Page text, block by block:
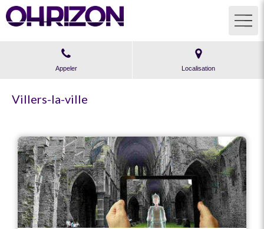
Appeler Localisation
Villers-la-ville